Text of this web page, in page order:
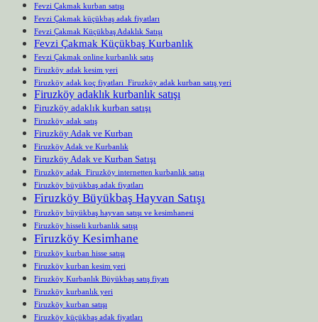
Fevzi Çakmak kurban satışı
Fevzi Çakmak küçükbaş adak fiyatları
Fevzi Çakmak Küçükbaş Adaklık Satışı
Fevzi Çakmak Küçükbaş Kurbanlık
Fevzi Çakmak online kurbanlık satış
Firuzköy adak kesim yeri
Firuzköy adak koç fiyatları Firuzköy adak kurban satış yeri
Firuzköy adaklık kurbanlık satışı
Firuzköy adaklık kurban satışı
Firuzköy adak satış
Firuzköy Adak ve Kurban
Firuzköy Adak ve Kurbanlık
Firuzköy Adak ve Kurban Satışı
Firuzköy adak Firuzköy internetten kurbanlık satışı
Firuzköy büyükbaş adak fiyatları
Firuzköy Büyükbaş Hayvan Satışı
Firuzköy büyükbaş hayvan satışı ve kesimhanesi
Firuzköy hisseli kurbanlık satışı
Firuzköy Kesimhane
Firuzköy kurban hisse satışı
Firuzköy kurban kesim yeri
Firuzköy Kurbanlık Büyükbaş satış fiyatı
Firuzköy kurbanlık yeri
Firuzköy kurban satışı
Firuzköy küçükbaş adak fiyatları